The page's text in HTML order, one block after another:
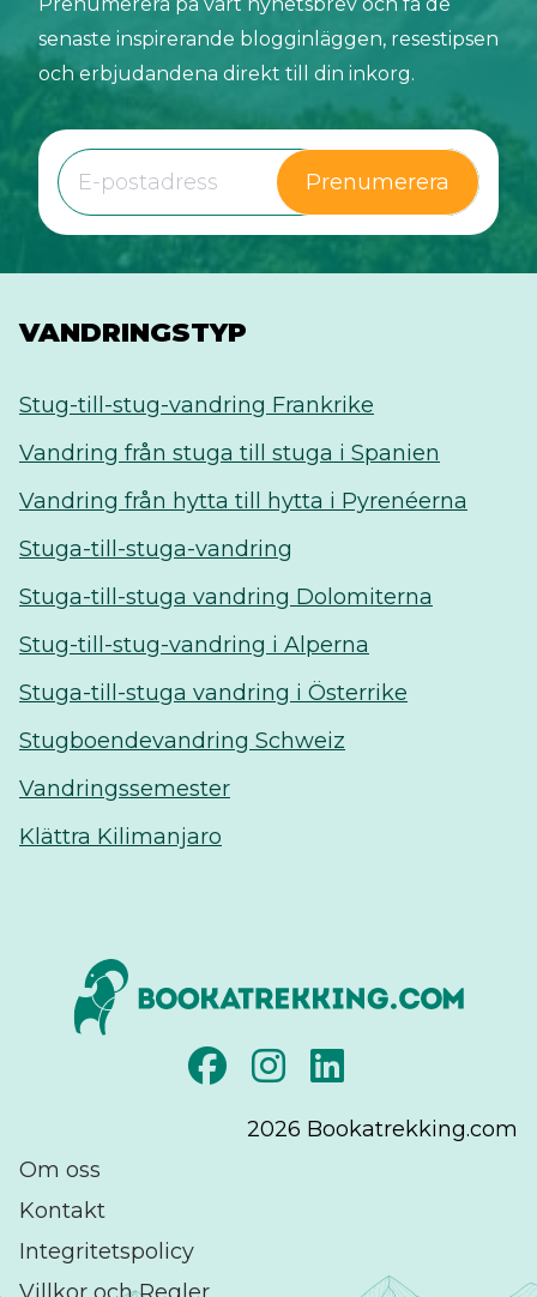
senaste inspirerande blogginläggen, resestipsen
och erbjudandena direkt till din inkorg.
Prenumerera
VANDRINGSTYP
Stug-till-stug-vandring Frankrike
Vandring från stuga till stuga i Spanien
Vandring från hytta till hytta i Pyrenéerna
Stuga-till-stuga-vandring
Stuga-till-stuga vandring Dolomiterna
Stug-till-stug-vandring i Alperna
Stuga-till-stuga vandring i Österrike
Stugboendevandring Schweiz
Vandringssemester
Klättra Kilimanjaro
2026 Bookatrekking.com
Om oss
Kontakt
Integritetspolicy